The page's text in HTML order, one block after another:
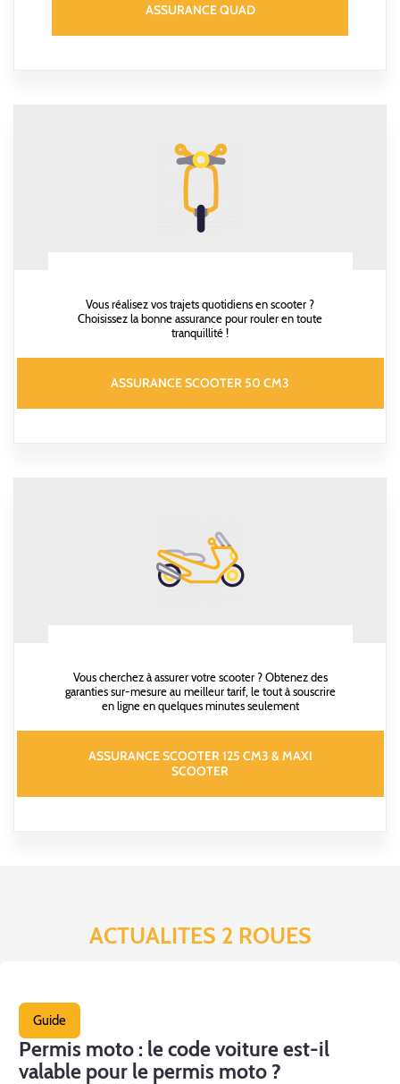
ASSURANCE QUAD
Vous réalisez vos trajets quotidiens en scooter ?
Choisissez la bonne assurance pour rouler en toute
tranquillité !
ASSURANCE SCOOTER 50 CM3
Vous cherchez à assurer votre scooter ? Obtenez des
garanties sur-mesure au meilleur tarif, le tout à souscrire
en ligne en quelques minutes seulement
ASSURANCE SCOOTER 125 CM3 & MAXI
SCOOTER
ACTUALITES 2 ROUES
Guide
Permis moto : le code voiture est-il
valable pour le permis moto ?